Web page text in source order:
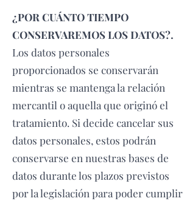
¿POR CUÁNTO TIEMPO
CONSERVAREMOS LOS DATOS?.
Los datos personales
proporcionados se conservarán
mientras se mantenga la relación
mercantil o aquella que originó el
tratamiento. Si decide cancelar sus
datos personales, estos podrán
conservarse en nuestras bases de
datos durante los plazos previstos
por la legislación para poder cumplir